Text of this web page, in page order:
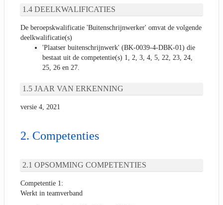
DEELKWALIFICATIES
De beroepskwalificatie 'Buitenschrijnwerker' omvat de volgende
deelkwalificatie(s)
'Plaatser buitenschrijnwerk' (BK-0039-4-DBK-01) die
bestaat uit de competentie(s) 1, 2, 3, 4, 5, 22, 23, 24,
25, 26 en 27.
JAAR VAN ERKENNING
versie 4, 2021
Competenties
OPSOMMING COMPETENTIES
Competentie 1:
Werkt in teamverband